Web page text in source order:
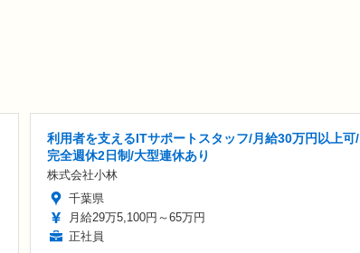
利用者を支えるITサポートスタッフ/月給30万円以上可/
完全週休2日制/大型連休あり
株式会社小林
千葉県
月給29万5,100円～65万円
正社員